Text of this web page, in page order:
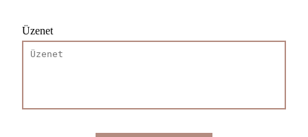
Üzenet